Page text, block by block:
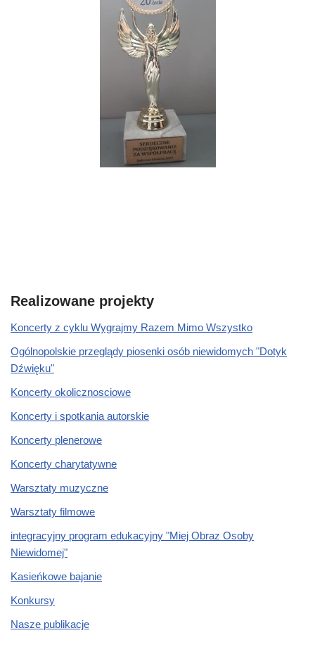
Realizowane projekty
Koncerty z cyklu Wygrajmy Razem Mimo Wszystko
Ogólnopolskie przeglądy piosenki osób niewidomych "Dotyk
Dźwięku"
Koncerty okolicznosciowe
Koncerty i spotkania autorskie
Koncerty plenerowe
Koncerty charytatywne
Warsztaty muzyczne
Warsztaty filmowe
integracyjny program edukacyjny "Miej Obraz Osoby
Niewidomej"
Kasieńkowe bajanie
Konkursy
Nasze publikacje